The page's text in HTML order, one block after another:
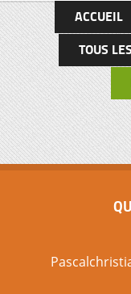
ACCUEIL
TOUS